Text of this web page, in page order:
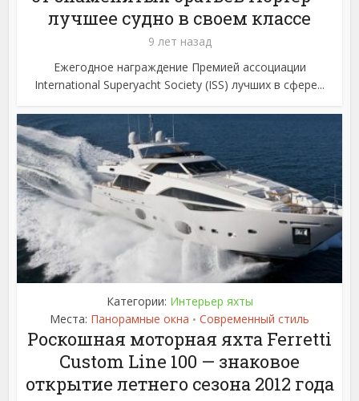
лучшее судно в своем классе
9 лет назад
Ежегодное награждение Премией ассоциации
International Superyacht Society (ISS) лучших в сфере...
Категории: Интерьер яхты
Места: Панорамные окна • Современный стиль
Роскошная моторная яхта Ferretti
Custom Line 100 — знаковое
открытие летнего сезона 2012 года